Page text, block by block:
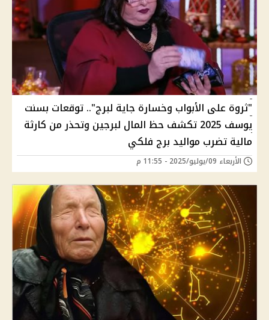
"ثروة على الأبواب وخسارة جاية لبرج".. توقعات بسنت
يوسف 2025 تكشف حظ المال لبرجين وتحذر من كارثة
مالية تضرب مواليد برج فلكي
الأربعاء 09/يوليو/2025 - 11:55 م